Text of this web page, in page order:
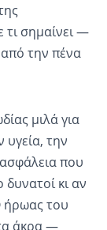
τι σημαίνει —
την πένα
μιλά για
υγεία, την
που
δυνατοί κι αν
ήρωας του
άκρα —